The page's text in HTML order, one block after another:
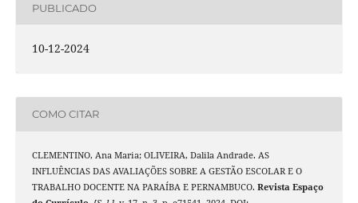
PUBLICADO
10-12-2024
COMO CITAR
CLEMENTINO, Ana Maria; OLIVEIRA, Dalila Andrade. AS
INFLUÊNCIAS DAS AVALIAÇÕES SOBRE A GESTÃO ESCOLAR E O
TRABALHO DOCENTE NA PARAÍBA E PERNAMBUCO. Revista Espaço